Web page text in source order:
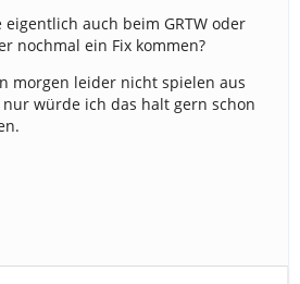
auch beim GRTW oder
nochmal ein Fix kommen?
morgen leider nicht spielen aus
würde ich das halt gern schon